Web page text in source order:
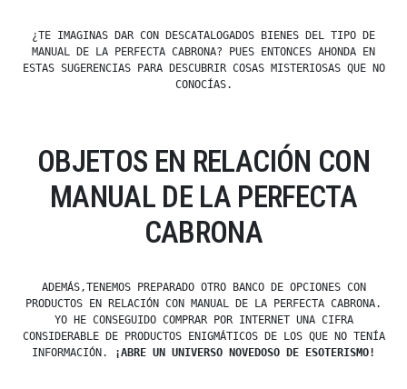
¿TE IMAGINAS DAR CON DESCATALOGADOS BIENES DEL TIPO DE
MANUAL DE LA PERFECTA CABRONA? PUES ENTONCES AHONDA EN
ESTAS SUGERENCIAS PARA DESCUBRIR COSAS MISTERIOSAS QUE NO
CONOCÍAS.
OBJETOS EN RELACIÓN CON
MANUAL DE LA PERFECTA
CABRONA
ADEMÁS,TENEMOS PREPARADO OTRO BANCO DE OPCIONES CON
PRODUCTOS EN RELACIÓN CON MANUAL DE LA PERFECTA CABRONA.
YO HE CONSEGUIDO COMPRAR POR INTERNET UNA CIFRA
CONSIDERABLE DE PRODUCTOS ENIGMÁTICOS DE LOS QUE NO TENÍA
INFORMACIÓN.
¡ABRE UN UNIVERSO NOVEDOSO DE ESOTERISMO!